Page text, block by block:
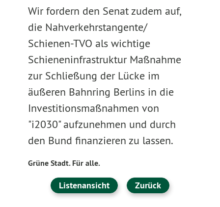
Wir fordern den Senat zudem auf,
die Nahverkehrstangente/
Schienen-TVO als wichtige
Schieneninfrastruktur Maßnahme
zur Schließung der Lücke im
äußeren Bahnring Berlins in die
Investitionsmaßnahmen von
"i2030" aufzunehmen und durch
den Bund finanzieren zu lassen.
Grüne Stadt. Für alle.
Listenansicht Zurück